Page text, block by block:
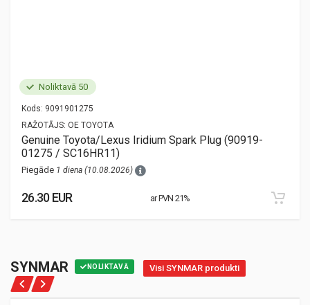
Noliktavā 50
Kods: 9091901275
RAŽOTĀJS: OE TOYOTA
Genuine Toyota/Lexus Iridium Spark Plug (90919-
01275 / SC16HR11)
Piegāde 1 diena (10.08.2026)
26.30 EUR ar PVN 21%
SYNMAR NOLIKTAVĀ Visi SYNMAR produkti